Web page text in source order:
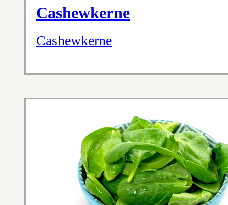
Cashewkerne
Cashewkerne